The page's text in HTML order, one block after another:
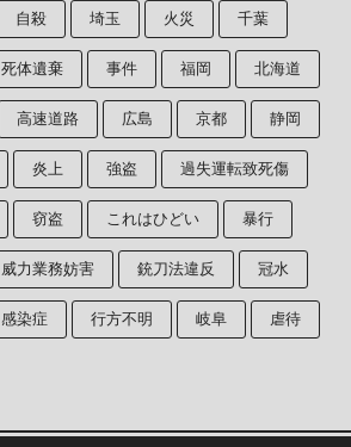
自殺 埼玉 火災 千葉
死体遺棄 事件 福岡 北海道
高速道路 広島 京都 静岡
炎上 強盗 過失運転致死傷
窃盗 これはひどい 暴行
威力業務妨害 銃刀法違反 冠水
感染症 行方不明 岐阜 虐待